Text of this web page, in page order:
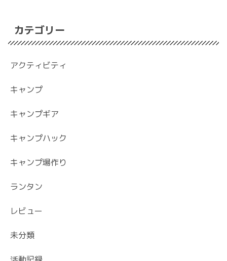
カテゴリー
アクティビティ
キャンプ
キャンプギア
キャンプハック
キャンプ場作り
ランタン
レビュー
未分類